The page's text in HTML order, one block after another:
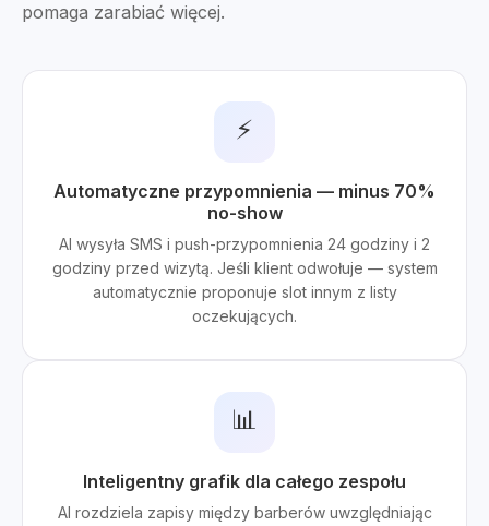
pomaga zarabiać więcej.
⚡
Automatyczne przypomnienia — minus 70%
no-show
AI wysyła SMS i push-przypomnienia 24 godziny i 2
godziny przed wizytą. Jeśli klient odwołuje — system
automatycznie proponuje slot innym z listy
oczekujących.
📊
Inteligentny grafik dla całego zespołu
AI rozdziela zapisy między barberów uwzględniając